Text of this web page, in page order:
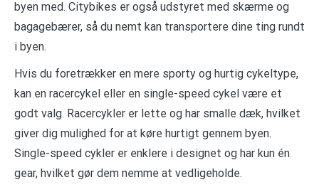
byen med. Citybikes er også udstyret med skærme og
bagagebærer, så du nemt kan transportere dine ting rundt
i byen.
Hvis du foretrækker en mere sporty og hurtig cykeltype,
kan en racercykel eller en single-speed cykel være et
godt valg. Racercykler er lette og har smalle dæk, hvilket
giver dig mulighed for at køre hurtigt gennem byen.
Single-speed cykler er enklere i designet og har kun én
gear, hvilket gør dem nemme at vedligeholde.